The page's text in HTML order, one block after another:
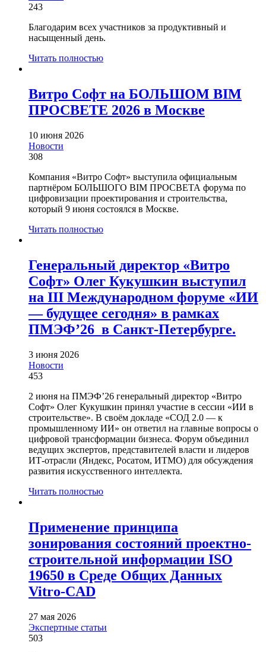
243
Благодарим всех участников за продуктивный и
насыщенный день.
Читать полностью
Витро Софт на БОЛЬШОМ BIM
ПРОСВЕТЕ 2026 в Москве
10 июня 2026
Новости
308
Компания «Витро Софт» выступила официальным
партнёром БОЛЬШОГО BIM ПРОСВЕТА форума по
цифровизации проектирования и строительства,
который 9 июня состоялся в Москве.
Читать полностью
Генеральный директор «Витро
Софт» Олег Кукушкин выступил
на III Международном форуме «ИИ
— будущее сегодня» в рамках
ПМЭФ’26 в Санкт-Петербурге.
3 июня 2026
Новости
453
2 июня на ПМЭФ’26 генеральный директор «Витро
Софт» Олег Кукушкин принял участие в сессии «ИИ в
строительстве». В своём докладе «СОД 2.0 — к
промышленному ИИ» он ответил на главные вопросы о
цифровой трансформации бизнеса. Форум объединил
ведущих экспертов, представителей власти и лидеров
ИТ-отрасли (Яндекс, Росатом, ИТМО) для обсуждения
развития искусственного интеллекта.
Читать полностью
Применение принципа
зонирования состояний проектно-
строительной информации ISO
19650 в Среде Общих Данных
Vitro-CAD
27 мая 2026
Экспертные статьи
503